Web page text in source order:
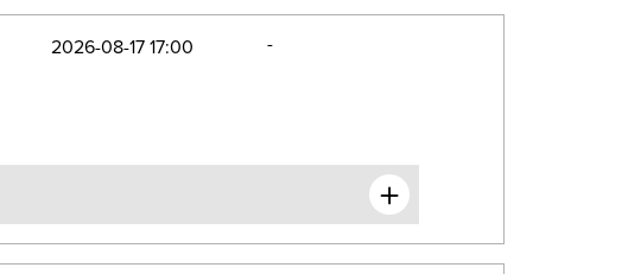
2026-08-17 17:00 -